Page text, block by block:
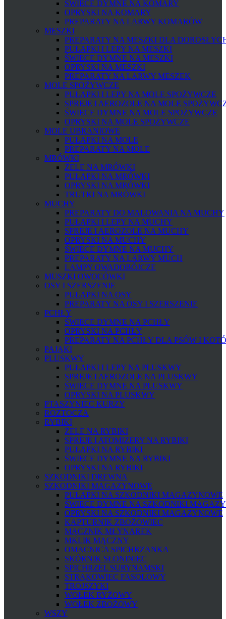
ŚWIECE DYMNE NA KOMARY
OPRYSKI NA KOMARY
PREPARATY NA LARWY KOMARÓW
MESZKI
PREPARATY NA MESZKI DLA
PUŁAPKI I LEPY NA MESZKI
ŚWIECE DYMNE NA MESZKI
OPRYSKI NA MESZKI
PREPARATY NA LARWY MESZEK
MOLE SPOŻYWCZE
PUŁAPKI I LEPY NA MOLE SPOŻYWCZE
SPREJE I AEROZOLE NA MOLE
ŚWIECE DYMNE NA MOLE SPOŻYWCZE
OPRYSKI NA MOLE SPOŻYWCZE
MOLE UBRANIOWE
PUŁAPKI NA MOLE
PREPARATY NA MOLE
MRÓWKI
ŻELE NA MRÓWKI
PUŁAPKI NA MRÓWKI
OPRYSKI NA MRÓWKI
TRUTKI NA MRÓWKI
MUCHY
PREPARATY DO MALOWANIA NA MUCHY
PUŁAPKI I LEPY NA MUCHY
SPREJE I AEROZOLE NA MUCHY
OPRYSKI NA MUCHY
ŚWIECE DYMNE NA MUCHY
PREPARATY NA LARWY MUCH
LAMPY OWADOBÓJCZE
MUSZKI OWOCÓWKI
OSY I SZERSZENIE
PUŁAPKI NA OSY
PREPARATY NA OSY I SZERSZENIE
PCHŁY
ŚWIECE DYMNE NA PCHŁY
OPRYSKI NA PCHŁY
PREPARATY NA PCHŁY DLA PSÓW I
PAJĄKI
PLUSKWY
PUŁAPKI I LEPY NA PLUSKWY
SPREJE I AEROZOLE NA PLUSKWY
ŚWIECE DYMNE NA PLUSKWY
OPRYSKI NA PLUSKWY
PTASZYNIEC KURZY
ROZTOCZA
RYBIKI
ŻELE NA RYBIKI
SPREJE I ATOMIZERY NA RYBIKI
PUŁAPKI NA RYBIKI
ŚWIECE DYMNE NA RYBIKI
OPRYSKI NA RYBIKI
SZKODNIKI DREWNA
SZKODNIKI MAGAZYNOWE
PUŁAPKI NA SZKODNIKI MAGAZYNOWE
ŚWIECE DYMNE NA SZKODNIKI
OPRYSKI NA SZKODNIKI MAGAZYNOWE
KAPTURNIK ZBOŻOWIEC
MĄCZNIK MŁYNAREK
MKLIK MĄCZNY
OMACNICA SPICHRZANKA
SKÓRNIK SŁONINIEC
SPICHRZEL SURYNAMSKI
STRĄKOWIEC FASOLOWY
TROJSZYKI
WOŁEK RYŻOWY
WOŁEK ZBOŻOWY
WSZY